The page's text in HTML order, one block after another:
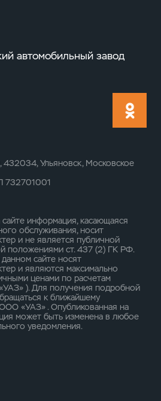
автомобильный завод
432034, Ульяновск, Московское
732701001
информация, касающаяся
обслуживания, носит
и не является публичной
положениями ст. 437 (2) ГК РФ.
сайте носят
и являются максимально
ценами по расчетам
). Для получения подробной
к ближайшему
«УАЗ» . Опубликованная на
может быть изменена в любое
уведомления.